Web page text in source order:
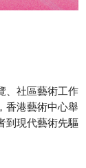
社區藝術工作
香港藝術中心舉
到現代藝術先驅